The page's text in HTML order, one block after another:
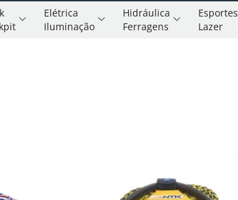
Elétrica
Iluminação
Hidráulica
Ferragens
Esportes
Lazer